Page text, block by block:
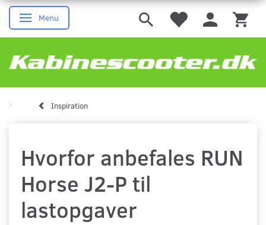
Skifte navigation
Menu
Inspiration
Hvorfor anbefales RUN
Horse J2-P til
lastopgaver